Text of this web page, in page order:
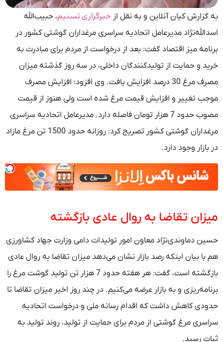
به گزارش کیان آنلاین و به نقل از خبرگزاری تسنیم، حبیب‌الله
اسدالله‌نژاد مدیرعامل اتحادیه سراسری مرغداران گوشتی کشور در
برنامه میز اقتصاد گفت: بعد از درخواست از مردم برای مبادرت به
خرید و حمایت از تولیدکنندگان داخلی، در سه روز گذشته میزان
مصرف مرغ 30 درصد افزایش یافت. وی افزود: افزایش مصرف
موجب تغییر و افزایش قیمت مرغ شده است ولی هنوز از قیمت
مصوب حدود 7 هزار تومان فاصله دارد. مدیرعامل اتحادیه سراسری
مرغداران گوشتی کشور تصریح کرد: روزانه حدود 1500 تن مرغ مازاد
در بازار وجود دارد.
میزان تقاضا به روال عادی بازگشته
حسین دماوندی‌نژاد معاون امور تولیدات دامی وزارت جهاد کشاورزی
هم با بیان اینکه رصد بازار نشان می‌دهد میزان تقاضا به روال عادی
بازگشته است، گفت: هر هفته حدود 7 هزار تن تولید گوشت مرغ را
برنامه‌ریزی و به بازار عرضه می‌کنیم. در چند روز اخیر میزان تقاضا تا
حدودی کاهش داشت که اقدام رسانه ملی و درخواست اتحادیه
سراسری مرغ گوشتی از مردم برای حمایت از تولید، روند تولید به
ثبات رسید.